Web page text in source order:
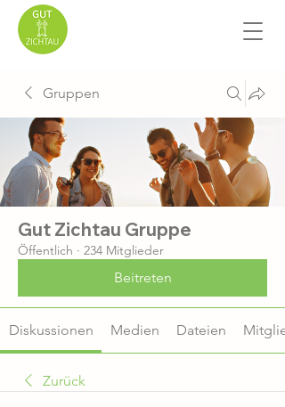
Gruppen
Gut Zichtau Gruppe
Öffentlich · 234 Mitglieder
Beitreten
Diskussionen Medien Dateien
Zurück